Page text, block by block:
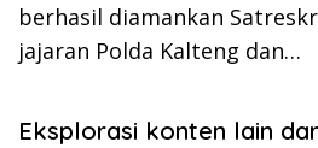
berhasil diamankan
jajaran Polda Kalteng dan…
Eksplorasi konten lain